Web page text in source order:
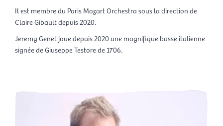
Il est membre du Paris Mozart Orchestra sous la direction de
Claire Gibault depuis 2020.
Jeremy Genet joue depuis 2020 une magnifique basse italienne
signée de Giuseppe Testore de 1706.